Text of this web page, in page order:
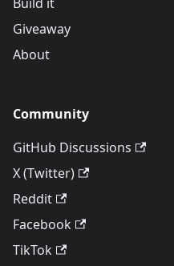
Giveaway
About
Community
GitHub Discussions
X (Twitter)
Reddit
Facebook
TikTok